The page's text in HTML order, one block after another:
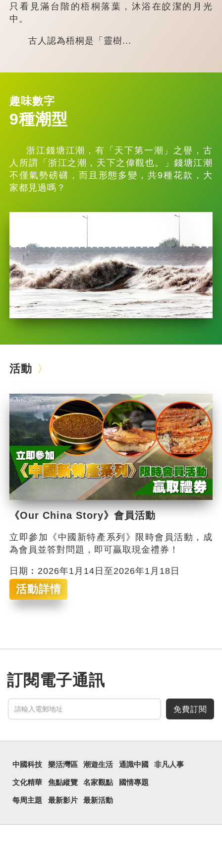
只看見滿台階的梧桐落葉，沐浴在皎潔的月光
中。
古人認為梧桐是「靈樹...
趣味數字
9種潮型
浙江錢塘江潮，有「天下第一潮」之譽，古
人所謂「浙江之潮，天下之偉觀也。」錢塘江潮
不僅氣勢磅礴，而且形態多變，共9種花款，大
家都見過嗎？
活動
《Our China Story》會員活動
立即參加《中國新特產系列》限時會員活動，成
為會員並答對問題，即可贏取現金禮券！
日期︰2026年1月14日至2026年1月18日
活動詳情
訂閱電子通訊
免費訂閱
中國科技 樂活灣區 潮遊生活 通識中國 非凡人事
文化精華 焦點縱覽 名家觀點 國情專題
每周主題 最新影片 最新活動